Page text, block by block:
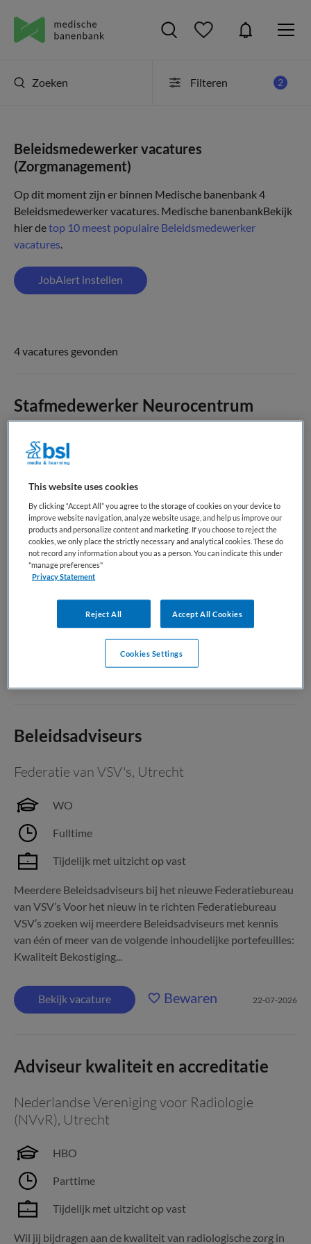
Zoeken Filteren 2
Beleidsmedewerker vacatures
(Zorgmanagement)
Op dit moment zijn er binnen Medische banenbank 4
Beleidsmedewerker vacatures. Medische banenbankBekijk
hier detop 10 meest populaire Beleidsmedewerker
vacatures.
JobAlert instellen
4 vacatures gevonden
Stafmedewerker Neurocentrum
Haaglanden Medisch Centrum
Parttime
Vaste aanstelling
Ben jij initiatiefrijk, oplossingsgericht en zelfstandig, zie je
wat nodig is en kom je met praktische voorstellen, en weet
dynamische omgeving, dan is dit de functie voor jou! Als
stafmedewerker Neurocentrum ondersteun je onze...
Bekijk vacature Bewaren
Beleidsadviseurs
Federatie van VSV's, Utrecht
WO
Fulltime
Tijdelijk met uitzicht op vast
Meerdere Beleidsadviseurs bij het nieuwe Federatiebureau
van VSV’s Voor het nieuw in te richten Federatiebureau
VSV’s zoeken wij meerdere Beleidsadviseurs met kennis
van één of meer van de volgende inhoudelijke portefeuilles:
Kwaliteit Bekostiging...
Bekijk vacature Bewaren 22-07-2026
Adviseur kwaliteit en accreditatie
Nederlandse Vereniging voor Radiologie
(NVvR), Utrecht
HBO
Parttime
Tijdelijk met uitzicht op vast
Wil jij bijdragen aan de kwaliteit van radiologische zorg in
This website uses cookies
By clicking “Accept All” you agree to the storage of cookies on your device to
improve website navigation, analyze website usage, and help us improve our
products and personalize content and marketing. If you choose to reject the
cookies, we only place the strictly necessary and analytical cookies. These do
not record any information about you as a person. You can indicate this under
"manage preferences"
Privacy Statement
Reject All Accept All Cookies
Cookies Settings